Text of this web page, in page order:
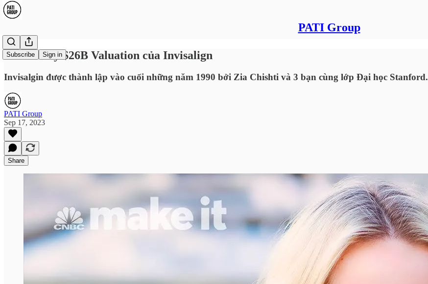
PATI Group
Subscribe Sign in
Case Study $26B Valuation của Invisalign
Invisalgin được thành lập vào cuối những năm 1990 bởi Zia Chishti và 3 bạn cùng lớp Đại học Stanford.
PATI Group
Sep 17, 2023
Share